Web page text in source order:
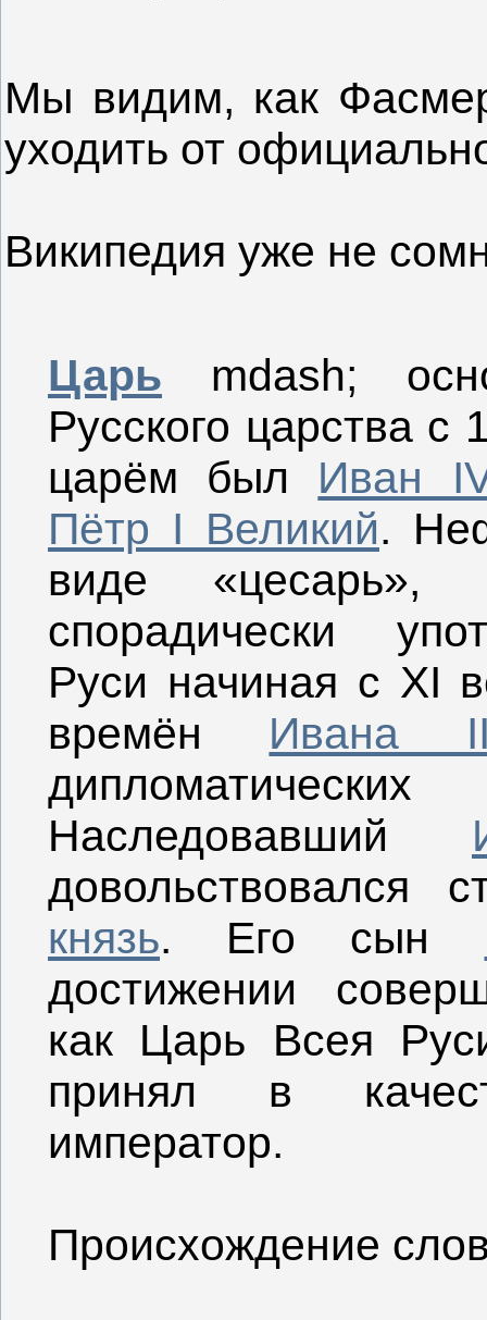
Мы видим, как
уходить от
Википедия уже не
Царь mdash;
Русского царства
царём был Иван
Пётр I Великий.
виде
спорадически
Руси начиная с XI
времён Ивана
Наследовавший
довольствовался
князь. Его сын
достижении
как Царь Всея
принял в
император.
Происхождение